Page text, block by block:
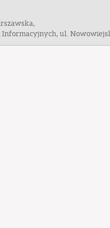
ul.